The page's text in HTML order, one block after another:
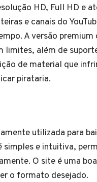
HD, Full HD e
e canais do
A versão
limites, além de
de material que
pirataria.
utilizada para
e intuitiva,
O site é uma
o formato desejado.